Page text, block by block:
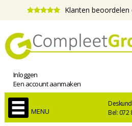
Klanten
Bel: 072
Inloggen
Een account aanmaken
MENU